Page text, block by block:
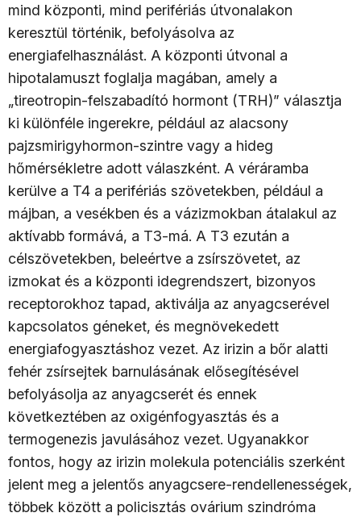
mind központi, mind perifériás útvonalakon
keresztül történik, befolyásolva az
energiafelhasználást. A központi útvonal a
hipotalamuszt foglalja magában, amely a
„tireotropin-felszabadító hormont (TRH)” választja
ki különféle ingerekre, például az alacsony
pajzsmirigyhormon-szintre vagy a hideg
hőmérsékletre adott válaszként. A véráramba
kerülve a T4 a perifériás szövetekben, például a
májban, a vesékben és a vázizmokban átalakul az
aktívabb formává, a T3-má. A T3 ezután a
célszövetekben, beleértve a zsírszövetet, az
izmokat és a központi idegrendszert, bizonyos
receptorokhoz tapad, aktiválja az anyagcserével
kapcsolatos géneket, és megnövekedett
energiafogyasztáshoz vezet. Az irizin a bőr alatti
fehér zsírsejtek barnulásának elősegítésével
befolyásolja az anyagcserét és ennek
következtében az oxigénfogyasztás és a
termogenezis javulásához vezet. Ugyanakkor
fontos, hogy az irizin molekula potenciális szerként
jelent meg a jelentős anyagcsere-rendellenességek,
többek között a policisztás ovárium szindróma